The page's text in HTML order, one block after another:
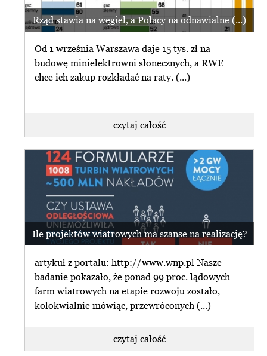
Rząd stawia na węgiel, a Polacy na odnawialne (...)
Od 1 września Warszawa daje 15 tys. zł na
budowę minielektrowni słonecznych, a RWE
chce ich zakup rozkładać na raty. (...)
czytaj całość
Ile projektów wiatrowych ma szanse na realizację?
artykuł z portalu: http://www.wnp.pl Nasze
badanie pokazało, że ponad 99 proc. lądowych
farm wiatrowych na etapie rozwoju zostało,
kolokwialnie mówiąc, przewróconych (...)
czytaj całość